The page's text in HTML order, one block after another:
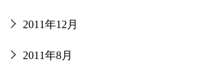
2011年12月
2011年8月